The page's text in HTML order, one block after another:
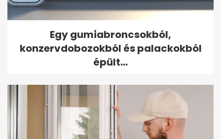
Egy gumiabroncsokból,
konzervdobozokból és palackokból
épült...